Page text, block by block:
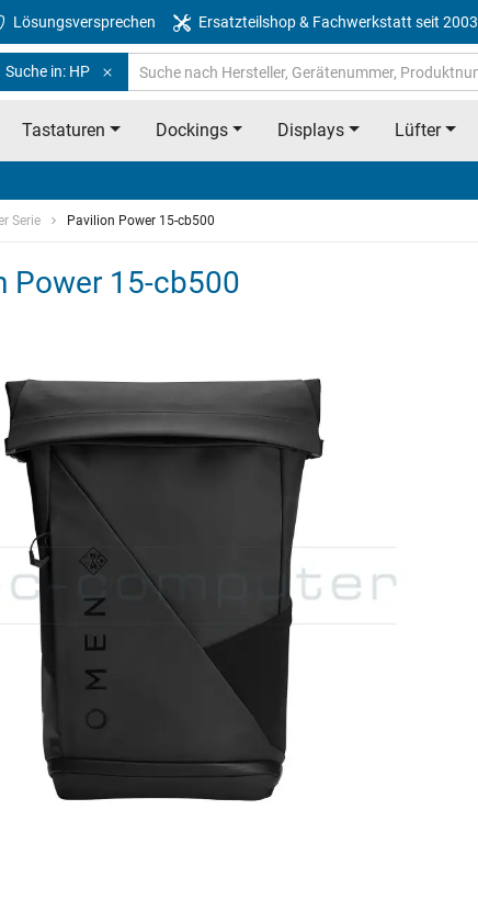
Lösungsversprechen Ersatzteilshop & Fachwerkstatt seit 2003
Suche in: HP
Tastaturen Dockings Displays Lüfter
Serie Pavilion Power 15-cb500
Power 15-cb500